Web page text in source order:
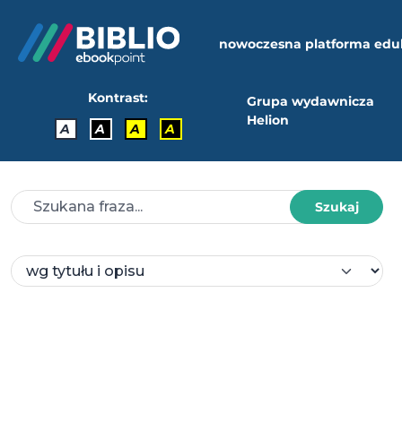
nowoczesna platforma
Kontrast:
A
A A A
Grupa wydawnicza
Helion
Szukaj